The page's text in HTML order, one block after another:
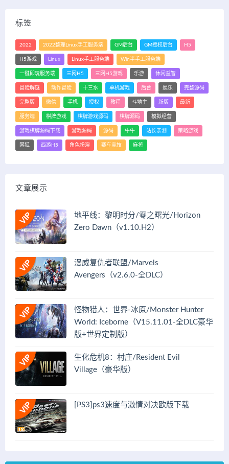
标签
2022 2022整理Linux手工服务端 GM后台 GM授权后台 H5
H5游戏 Linux Linux手工服务端 Win半手工服务端
一键即玩服务端 三网H5 三网H5游戏 乐游 休闲益智
冒险解谜 动作冒险 十三水 单机游戏 后台 娱乐 完整源码
完整版 微信 手机 授权 教程 斗地主 新版 最新
服务端 棋牌游戏 棋牌游戏源码 棋牌源码 模拟经营
游戏棋牌源码下载 游戏源码 源码 牛牛 站长亲测 策略游戏
网狐 西游H5 角色扮演 赛车竞技 麻将
文章展示
地平线：黎明时分/零之曙光/Horizon
Zero Dawn（v1.10.H2）
漫威复仇者联盟/Marvels
Avengers（v2.6.0-全DLC）
怪物猎人：世界-冰原/Monster Hunter
World: Iceborne（V15.11.01-全DLC豪华
版+世界定制版）
生化危机8：村庄/Resident Evil
Village（豪华版）
[PS3]ps3速度与激情对决欧版下载